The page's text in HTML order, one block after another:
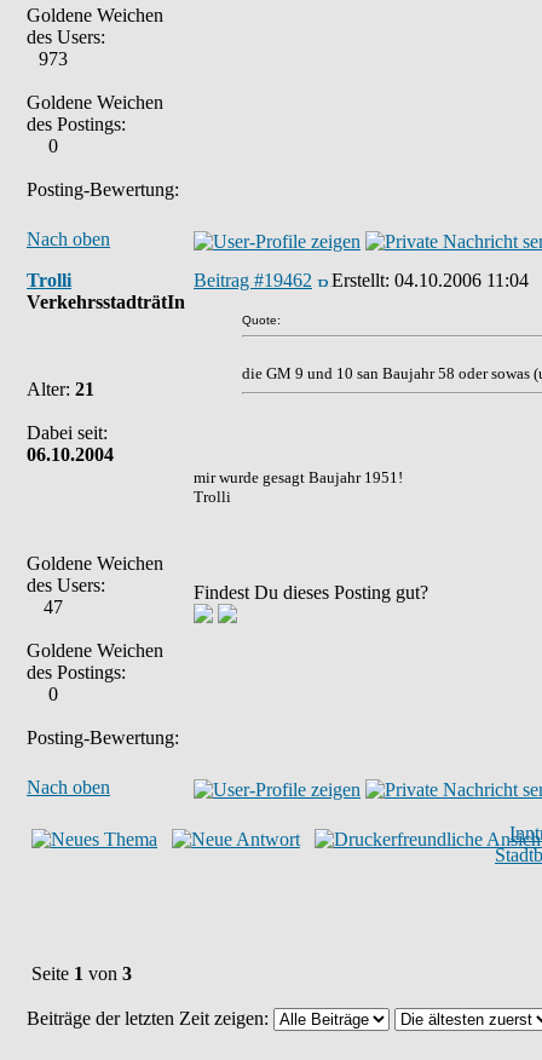
Goldene Weichen
des Users:
973
Goldene Weichen
des Postings:
0
Posting-Bewertung:
Nach oben
Trolli
VerkehrsstadträtIn
Alter: 21
Dabei seit:
06.10.2004
Goldene Weichen
des Users:
47
Goldene Weichen
des Postings:
0
Posting-Bewertung:
Beitrag #19462 Erstellt: 04.10.2006 11:04
Quote:
die GM 9 und 10 san Baujahr 58 oder sowas
mir wurde gesagt Baujahr 1951!
Trolli
Findest Du dieses Posting gut?
Nach oben
Seite 1 von 3
Beiträge der letzten Zeit zeigen: